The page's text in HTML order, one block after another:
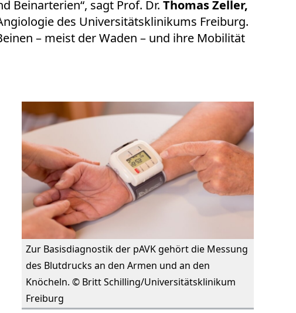
Beinarterien“, sagt Prof. Dr. Thomas Zeller,
des Universitätsklinikums Freiburg.
– meist der Waden – und ihre Mobilität
Zur Basisdiagnostik der pAVK gehört die Messung
des Blutdrucks an den Armen und an den
Knöcheln. © Britt Schilling/Universitätsklinikum
Freiburg